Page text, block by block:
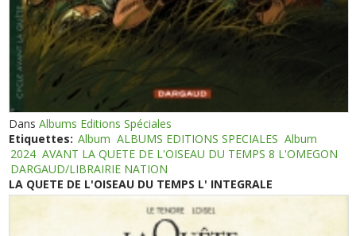
DansAlbums Editions Spéciales
Etiquettes: Album ALBUMS EDITIONS SPECIALES Album
2024 AVANT LA QUETE DE L'OISEAU DU TEMPS 8 L'OMEGON
DARGAUD/LIBRAIRIE NATION
LA QUETE DE L'OISEAU DU TEMPS L' INTEGRALE